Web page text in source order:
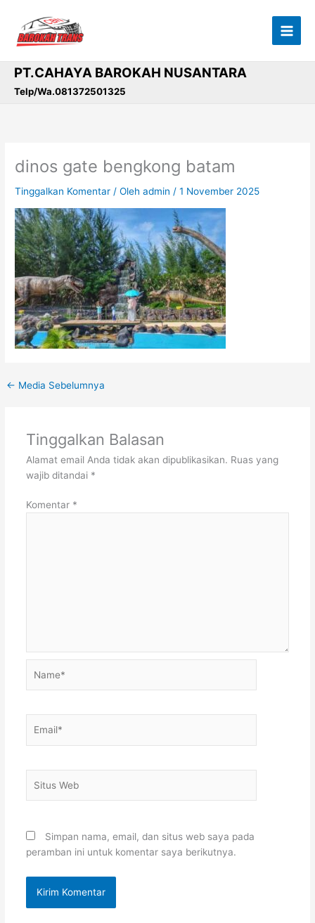
konten
PT.CAHAYA BAROKAH NUSANTARA
Telp/Wa.081372501325
dinos gate bengkong batam
Tinggalkan Komentar / Olehadmin /1 November 2025
← Media Sebelumnya
Tinggalkan Balasan
Alamat email Anda tidak akan dipublikasikan. Ruas yang
wajib ditandai *
Komentar *
Web
Simpan nama, email, dan situs web saya pada
peramban ini untuk komentar saya berikutnya.